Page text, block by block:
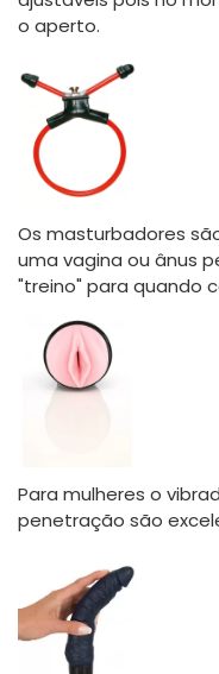
o aperto.
Os masturbadores
uma vagina ou ânus
"treino" para quando
Para mulheres o
penetração são